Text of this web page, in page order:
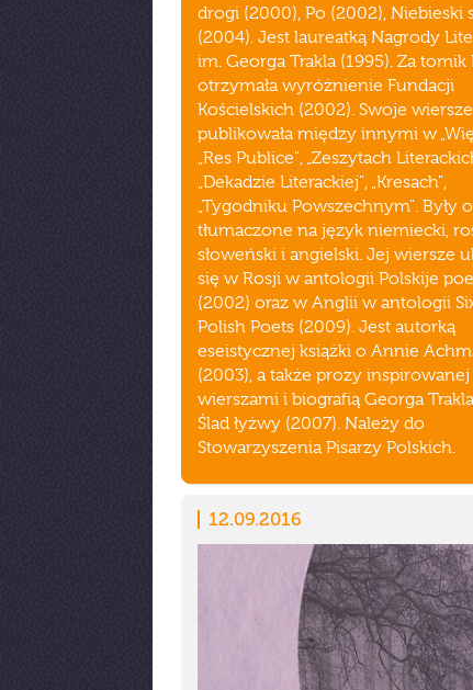
drogi (2000), Po (2002), Niebieski
(2004). Jest laureatką Nagrody
im. Georga Trakla (1995). Za tomik
otrzymała wyróżnienie Fundacji
Kościelskich (2002). Swoje wiersze
publikowała między innymi w
„Res Publice", „Zeszytach
„Dekadzie Literackiej", „Kresach",
„Tygodniku Powszechnym". Były
tłumaczone na język niemiecki,
słoweński i angielski. Jej wiersze
się w Rosji w antologii Polskije
(2002) oraz w Anglii w antologii
Polish Poets (2009). Jest autorką
eseistycznej książki o Annie
(2003), a także prozy inspirowanej
wierszami i biografią Georga
Ślad łyżwy (2007). Należy do
Stowarzyszenia Pisarzy Polskich.
12.09.2016